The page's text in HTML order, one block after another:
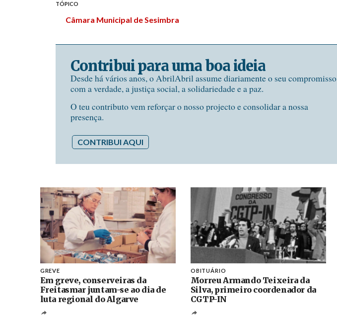
TÓPICO
Câmara Municipal de Sesimbra
Contribui para uma boa ideia
Desde há vários anos, o AbrilAbril assume diariamente o seu compromisso
com a verdade, a justiça social, a solidariedade e a paz.
O teu contributo vem reforçar o nosso projecto e consolidar a nossa
presença.
CONTRIBUI AQUI
GREVE
Em greve, conserveiras da
Freitasmar juntam-se ao dia de
luta regional do Algarve
OBITUÁRIO
Morreu Armando Teixeira da
Silva, primeiro coordenador da
CGTP-IN